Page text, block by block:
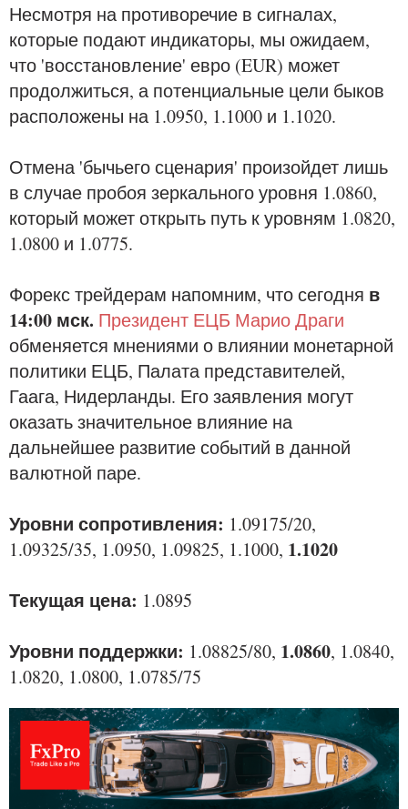
Несмотря на противоречие в сигналах,
которые подают индикаторы, мы ожидаем,
что 'восстановление' евро (EUR) может
продолжиться, а потенциальные цели быков
расположены на 1.0950, 1.1000 и 1.1020.
Отмена 'бычьего сценария' произойдет лишь
в случае пробоя зеркального уровня 1.0860,
который может открыть путь к уровням 1.0820,
1.0800 и 1.0775.
Форекс трейдерам напомним, что сегодня в
14:00 мск. Президент ЕЦБ Марио Драги
обменяется мнениями о влиянии монетарной
политики ЕЦБ, Палата представителей,
Гаага, Нидерланды. Его заявления могут
оказать значительное влияние на
дальнейшее развитие событий в данной
валютной паре.
Уровни сопротивления: 1.09175/20,
1.09325/35, 1.0950, 1.09825, 1.1000, 1.1020
Текущая цена: 1.0895
Уровни поддержки: 1.08825/80, 1.0860, 1.0840,
1.0820, 1.0800, 1.0785/75